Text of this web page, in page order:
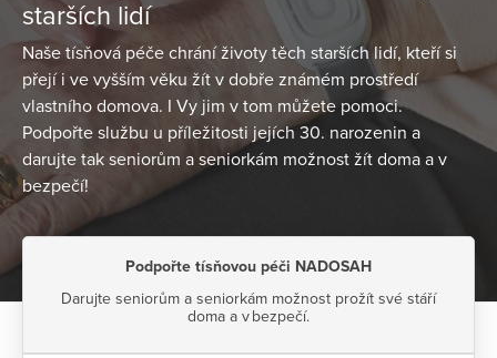
starších lidí
Naše tísňová péče chrání životy těch starších lidí, kteří si
přejí i ve vyšším věku žít v dobře známém prostředí
vlastního domova. I Vy jim v tom můžete pomoci.
Podpořte službu u příležitosti jejích 30. narozenin a
darujte tak seniorům a seniorkám možnost žít doma a v
bezpečí!
Podpořte tísňovou péči NADOSAH
Darujte seniorům a seniorkám možnost prožít své stáří
doma a v bezpečí.